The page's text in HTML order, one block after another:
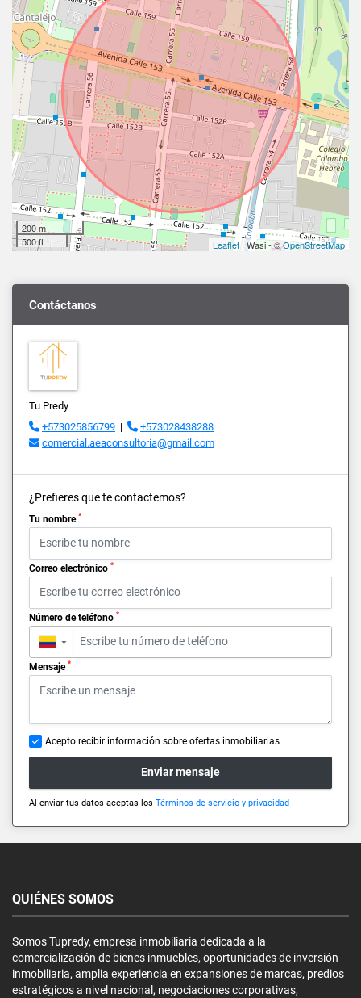
200 m
500 ft
Leaflet | Wasi - ©OpenStreetMap
Contáctanos
Tu Predy
+573025856799 |
+573028438288
comercial.aeaconsultoria@gmail.com
¿Prefieres que te contactemos?
Tu nombre *
Correo electrónico *
Número de teléfono *
▼
Mensaje *
Acepto recibir información sobre ofertas inmobiliarias
Enviar mensaje
Al enviar tus datos aceptas los Términos de servicio y privacidad
QUIÉNES SOMOS
Somos Tupredy, empresa inmobiliaria dedicada a la
comercialización de bienes inmuebles, oportunidades de inversión
inmobiliaria, amplia experiencia en expansiones de marcas, predios
estratégicos a nivel nacional, negociaciones corporativas,